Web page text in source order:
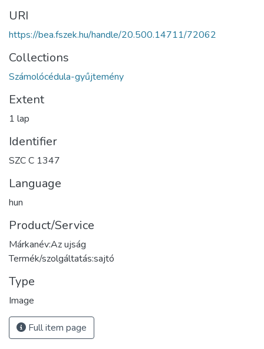
URI
https://bea.fszek.hu/handle/20.500.14711/72062
Collections
Számolócédula-gyűjtemény
Extent
1 lap
Identifier
SZC C 1347
Language
hun
Product/Service
Márkanév:Az ujság
Termék/szolgáltatás:sajtó
Type
Image
Full item page